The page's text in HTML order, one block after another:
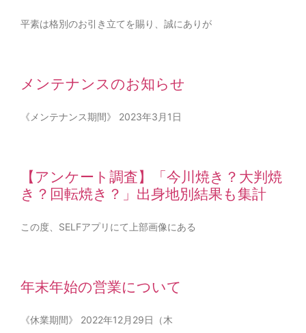
平素は格別のお引き立てを賜り、誠にありが
メンテナンスのお知らせ
《メンテナンス期間》 2023年3月1日
【アンケート調査】「今川焼き？大判焼
き？回転焼き？」出身地別結果も集計
この度、SELFアプリにて上部画像にある
年末年始の営業について
《休業期間》 2022年12月29日（木